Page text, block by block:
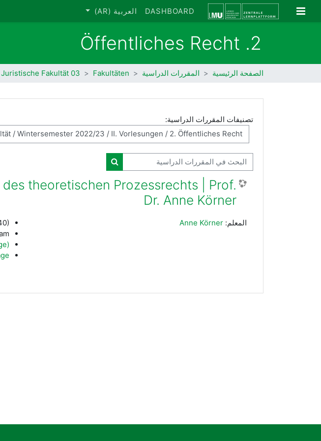
تخطى إلى المحتوى الرئيسي
واجهة جانبية DASHBOARD العربية ‎(AR)‎
2. Öffentliches Recht
الصفحة الرئيسية المقررات الدراسية Fakultäten
03 Juristische Fakultät
تصنيفات المقررات الدراسية:
البحث في المقررات الدراسية
البحث في المقررات الدراسية
theoretischen Prozessrechts | Prof.
Dr. Anne Körner
المعلم: Anne Körner